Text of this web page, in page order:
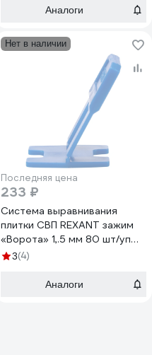
Аналоги
Нет в наличии
Последняя цена
233 ₽
Система выравнивания
плитки СВП REXANT зажим
«Ворота» 1,.5 мм 80 шт/уп
89-0953
3(4)
Аналоги